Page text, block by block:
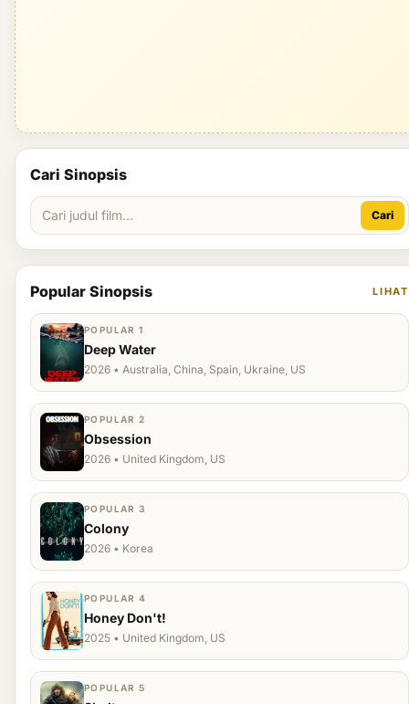
Cari Sinopsis
Cari
Popular Sinopsis LIHAT
POPULAR 1
Deep Water
2026 • Australia, China, Spain, Ukraine, US
POPULAR 2
Obsession
2026 • United Kingdom, US
POPULAR 3
Colony
2026 • Korea
POPULAR 4
Honey Don't!
2025 • United Kingdom, US
POPULAR 5